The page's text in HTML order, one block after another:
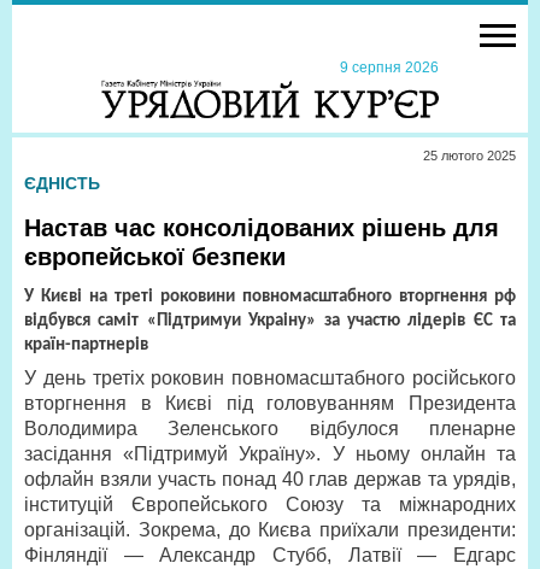
9 серпня 2026
25 лютого 2025
ЄДНІСТЬ
Настав час консолідованих рішень для
європейської безпеки
У Києві на треті роковини повномасштабного вторгнення рф
відбувся саміт «Підтримуи Украіну» за участю лідерів ЄС та
країн-партнерів
У день третіх роковин повномасштабного російського
вторгнення в Києві під головуванням Президента
Володимира Зеленського відбулося пленарне
засідання «Підтримуй Україну». У ньому онлайн та
офлайн взяли участь понад 40 глав держав та урядів,
інституцій Європейського Союзу та міжнародних
організацій. Зокрема, до Києва приїхали президенти:
Фінляндії — Александр Стубб, Латвії — Едгарс